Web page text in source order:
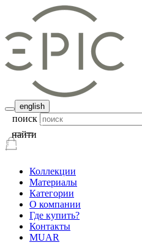
english
поиск
Коллекции
Материалы
Категории
О компании
Где купить?
Контакты
MUAR
найти